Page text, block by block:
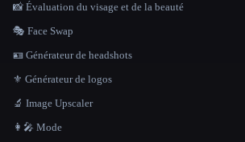
📸 Évaluation du visage et de la beauté
🎭 Face Swap
🪪 Générateur de headshots
⚜️ Générateur de logos
🔬 Image Upscaler
👩‍🎤 Mode